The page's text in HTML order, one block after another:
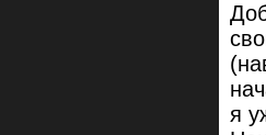
я